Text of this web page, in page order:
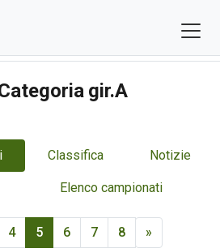
gir.A
Classifica Notizie
Elenco campionati
4 5 6 7 8 »